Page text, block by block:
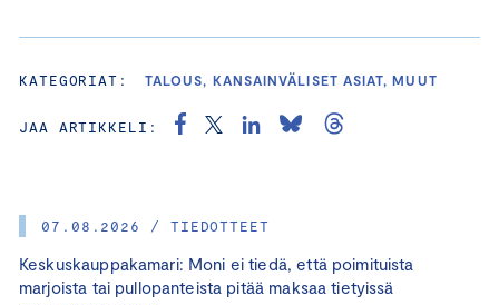
07.08.2026 / TIEDOTTEET
Keskuskauppakamari: Moni ei tiedä, että poimituista
marjoista tai pullopanteista pitää maksaa tietyissä
KATEGORIAT: TALOUS, KANSAINVÄLISET ASIAT, MUUT
JAA ARTIKKELI: